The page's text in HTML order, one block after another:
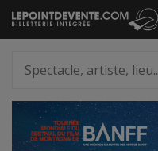
Passer
au
artiste,
lieu...